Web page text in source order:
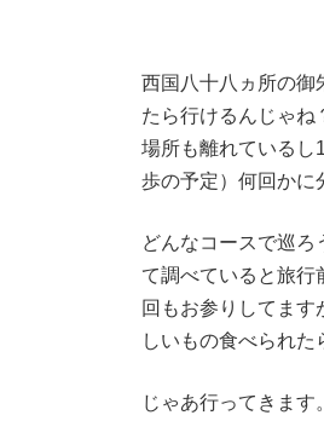
西国八十八ヵ所の御
たら行けるんじゃね
場所も離れているし
歩の予定）何回かに
どんなコースで巡
て調べていると旅行
回もお参りしてま
しいもの食べられた
じゃあ行ってきます。